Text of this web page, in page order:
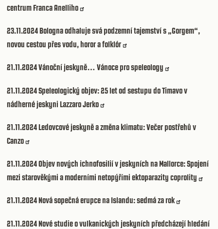
centrum Franca Anelliho
23.11.2024Bologna odhaluje svá podzemní tajemství s „Gorgem“,
novou cestou přes vodu, horor a folklór
21.11.2024Vánoční jeskyně… Vánoce pro speleology
21.11.2024Speleologický objev: 25 let od sestupu do Timavo v
nádherné jeskyni Lazzaro Jerko
21.11.2024Ledovcové jeskyně a změna klimatu: Večer postřehů v
Canzo
21.11.2024Objev nových ichnofosilií v jeskyních na Mallorce: Spojení
mezi starověkými a moderními netopýřími ektoparazity coprolity
21.11.2024Nová sopečná erupce na Islandu: sedmá za rok
21.11.2024Nové studie o vulkanických jeskyních předcházejí hledání